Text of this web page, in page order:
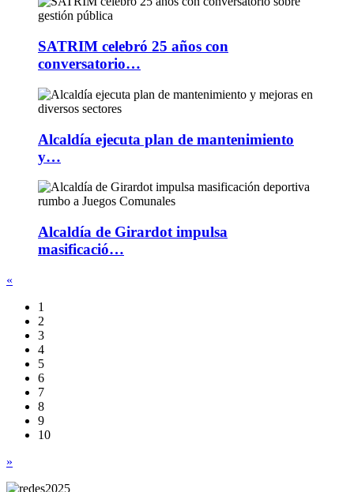
SATRIM celebró 25 años con
conversatorio…
Alcaldía ejecuta plan de mantenimiento
y…
Alcaldía de Girardot impulsa
masificació…
«
1
2
3
4
5
6
7
8
9
10
»